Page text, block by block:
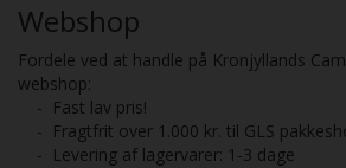
Webshop
Fordele ved at handle på Kronjyllands
webshop:
- Fast lav pris!
- Fragtfrit over 1.000 kr. til GLS
- Levering af lagervarer: 1-3 dage